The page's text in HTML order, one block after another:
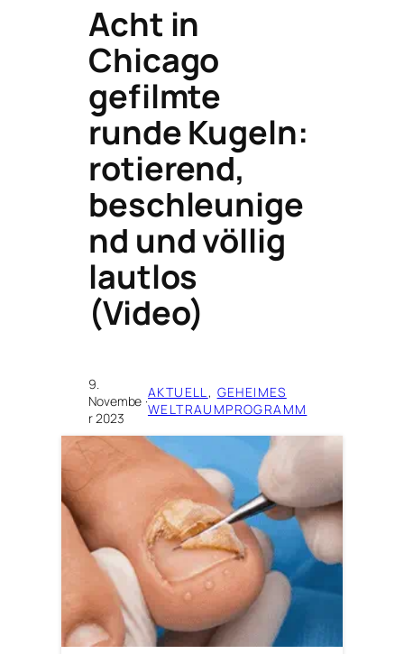
Acht in
Chicago
gefilmte
runde Kugeln:
rotierend,
beschleunige
nd und völlig
lautlos
(Video)
9.
Novembe
r 2023
·AKTUELL, GEHEIMES
WELTRAUMPROGRAMM